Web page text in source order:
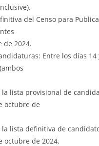
del Censo para
de 2024.
Entre los días 14
la lista provisional de
octubre de
la lista definitiva de
octubre de 2024.